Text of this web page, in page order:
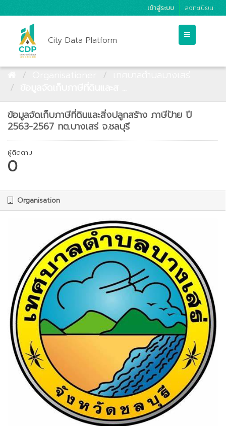
เข้าสู่ระบบ ลงทะเบียน
City Data Platform
ข้อมูลจัดเก็บภาษีที่ดินและสิ่งปลูกสร้าง ภาษีป้าย ปี
2563-2567 ทต.บางเสร่ จ.ชลบุรี
ผู้ติดตาม
0
Organisation